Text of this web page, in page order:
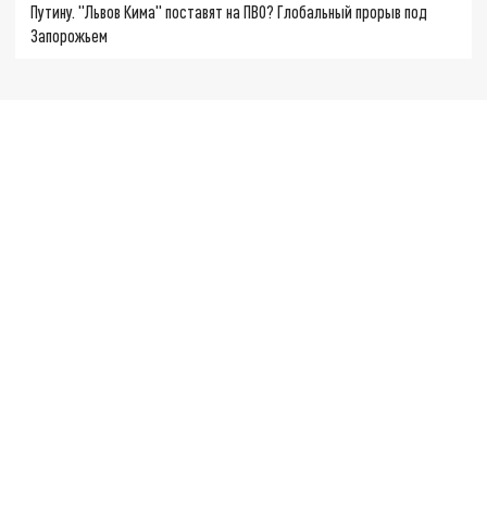
Путину. "Львов Кима" поставят на ПВО? Глобальный прорыв под
Запорожьем